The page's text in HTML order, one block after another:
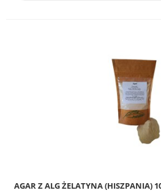
AGAR Z ALG ŻELATYNA (HISZPANIA)